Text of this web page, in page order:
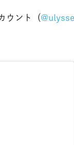
ウント（